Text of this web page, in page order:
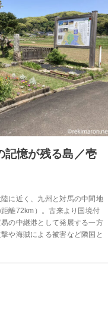
記憶が残る島／壱
に近く、九州と対馬の中間地
離72km）。古来より国境付
の中継港として発展する一方
や海賊による被害など隣国と